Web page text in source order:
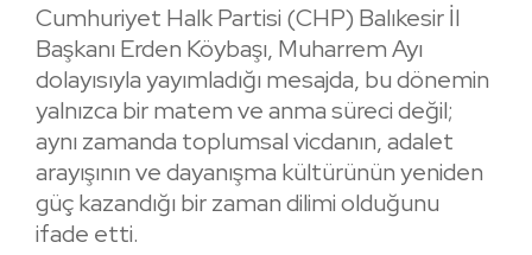
Cumhuriyet Halk Partisi (CHP) Balıkesir İl
Başkanı Erden Köybaşı, Muharrem Ayı
dolayısıyla yayımladığı mesajda, bu dönemin
yalnızca bir matem ve anma süreci değil;
aynı zamanda toplumsal vicdanın, adalet
arayışının ve dayanışma kültürünün yeniden
güç kazandığı bir zaman dilimi olduğunu
ifade etti.